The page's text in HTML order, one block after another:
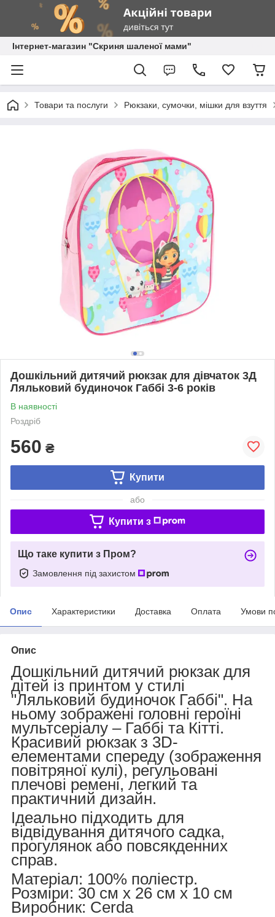
Інтернет-магазин "Скриня шаленої мами"
Товари та послуги Рюкзаки, сумочки, мішки для взуття
Дошкільний дитячий рюкзак для дівчаток 3Д
Ляльковий будиночок Габбі 3-6 років
В наявності
Роздріб
560 ₴
Купити
або
Купити з
Що таке купити з Пром?
Замовлення під захистом
Опис Характеристики Доставка Оплата Умови
Опис
Дошкільний дитячий рюкзак для
дітей із принтом у стилі
"Ляльковий будиночок Габбі". На
ньому зображені головні героїні
мультсеріалу – Габбі та Кітті.
Красивий рюкзак з 3D-
елементами спереду (зображення
повітряної кулі), регульовані
плечові ремені, легкий та
практичний дизайн.
Ідеально підходить для
відвідування дитячого садка,
прогулянок або повсякденних
справ.
Матеріал: 100% поліестр.
Розміри: 30 см х 26 см х 10 см
Виробник: Cerda